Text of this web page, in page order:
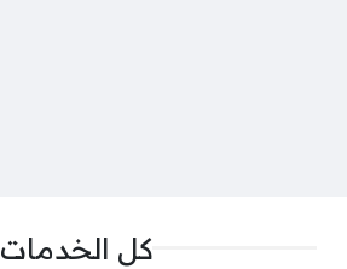
كل الخدمات